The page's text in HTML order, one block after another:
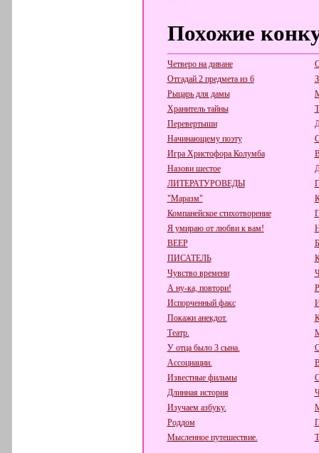
Похожие
Четверо на диване
Отгадай 2 предмета из 6
Рыцарь для дамы
Хранитель тайны
Перевертыши
Начинающему поэту
Игра Христофора Колумба
Назови шестое
ЛИТЕРАТУРОВЕДЫ
"Маразм"
Компанейское стихотворение
Я умираю от любви к вам!
ВЕЕР
ПИСАТЕЛЬ
Чувство времени
А ну-ка, повтори!
Испорченный факс
Покажи анекдот.
Театр.
У отца было 3 сына.
Ассоциации.
Известные фильмы
Длинная история
Изучаем азбуку.
Роддом
Мысленное путешествие.